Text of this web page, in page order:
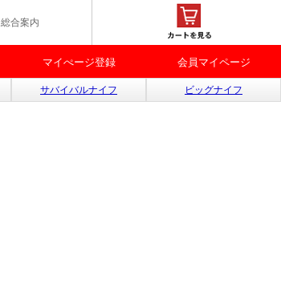
総合案内
マイぺージ登録 会員マイページ
サバイバルナイフ ビッグナイフ